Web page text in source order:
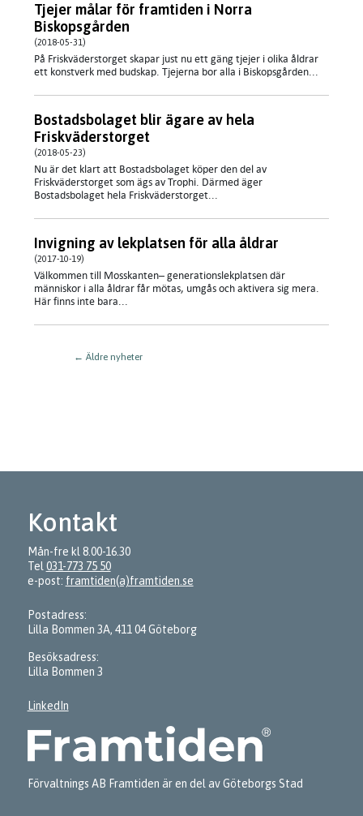
Tjejer målar för framtiden i Norra
Biskopsgården
(2018-05-31)
På Friskväderstorget skapar just nu ett gäng tjejer i olika åldrar
ett konstverk med budskap. Tjejerna bor alla i Biskopsgården...
Bostadsbolaget blir ägare av hela
Friskväderstorget
(2018-05-23)
Nu är det klart att Bostadsbolaget köper den del av
Friskväderstorget som ägs av Trophi. Därmed äger
Bostadsbolaget hela Friskväderstorget...
Invigning av lekplatsen för alla åldrar
(2017-10-19)
Välkommen till Mosskanten– generationslekplatsen där
människor i alla åldrar får mötas, umgås och aktivera sig mera.
Här finns inte bara...
← Äldre nyheter
Kontakt
Mån-fre kl 8.00-16.30
Tel 031-773 75 50
e-post: framtiden(a)framtiden.se
Postadress:
Lilla Bommen 3A, 411 04 Göteborg
Besöksadress:
Lilla Bommen 3
LinkedIn
Förvaltnings AB Framtiden är en del av Göteborgs Stad